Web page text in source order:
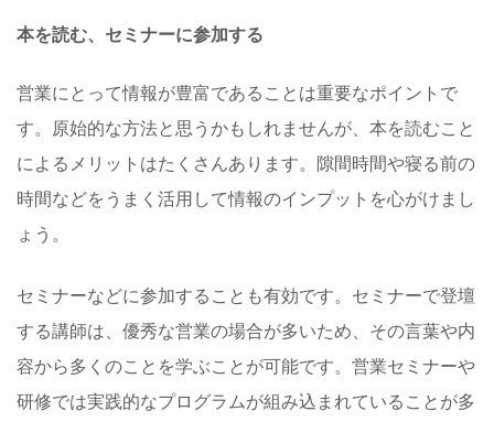
本を読む、セミナーに参加する
営業にとって情報が豊富であることは重要なポイントで
す。原始的な方法と思うかもしれませんが、本を読むこと
によるメリットはたくさんあります。隙間時間や寝る前の
時間などをうまく活用して情報のインプットを心がけまし
ょう。
セミナーなどに参加することも有効です。セミナーで登壇
する講師は、優秀な営業の場合が多いため、その言葉や内
容から多くのことを学ぶことが可能です。営業セミナーや
研修では実践的なプログラムが組み込まれていることが多